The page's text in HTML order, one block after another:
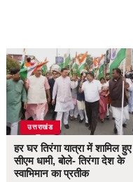
उत्तराखंड
हर घर तिरंगा यात्रा में शामिल हुए
सीएम धामी, बोले- तिरंगा देश के
स्वाभिमान का प्रतीक